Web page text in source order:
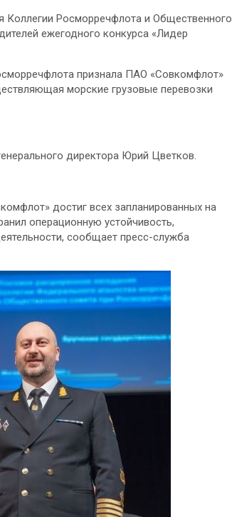
Коллегии Росморречфлота и Общественного
ежегодного конкурса «Лидер
признала ПАО «Совкомфлот»
морские грузовые перевозки
директора Юрий Цветков.
достиг всех запланированных на
операционную устойчивость,
сообщает пресс-служба